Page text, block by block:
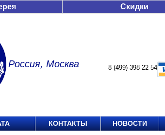
Скидки
Россия, Москва 8-(499)-398-22-54
КОНТАКТЫ НОВОСТИ